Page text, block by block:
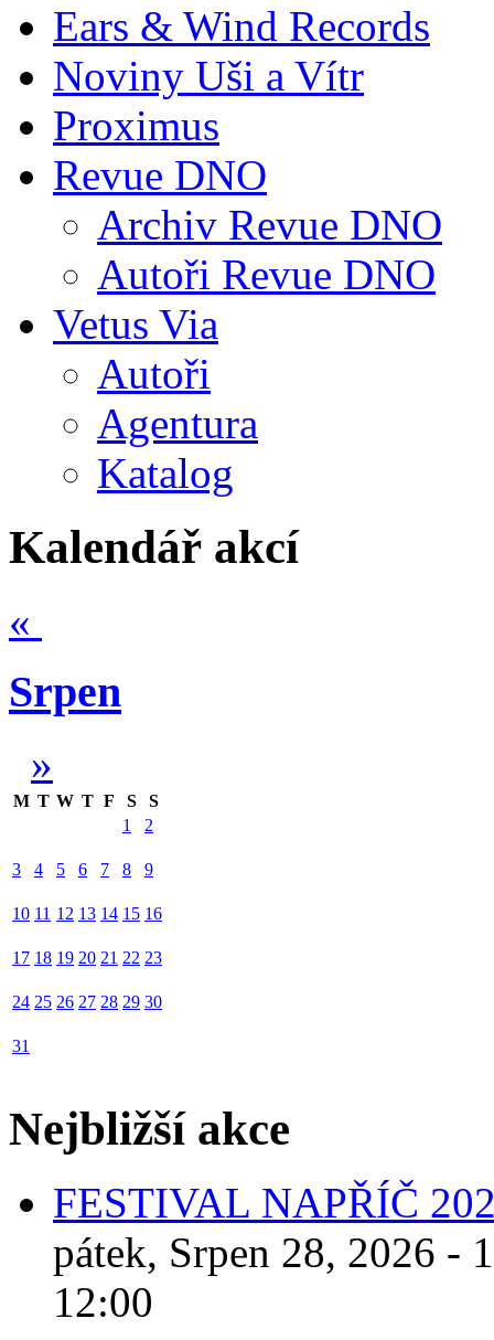
Ears & Wind Records
Noviny Uši a Vítr
Proximus
Revue DNO
Archiv Revue DNO
Autoři Revue DNO
Vetus Via
Autoři
Agentura
Katalog
Kalendář akcí
«
Srpen
»
M T W T F S
S
1
2
3 4 5 6 7 8 9
10 11 12 13 14 15 16
17 18 19 20 21 22 23
24 25 26 27 28 29 30
31
Nejbližší akce
FESTIVAL NAPŘÍČ
pátek, Srpen 28, 2026 -
12:00